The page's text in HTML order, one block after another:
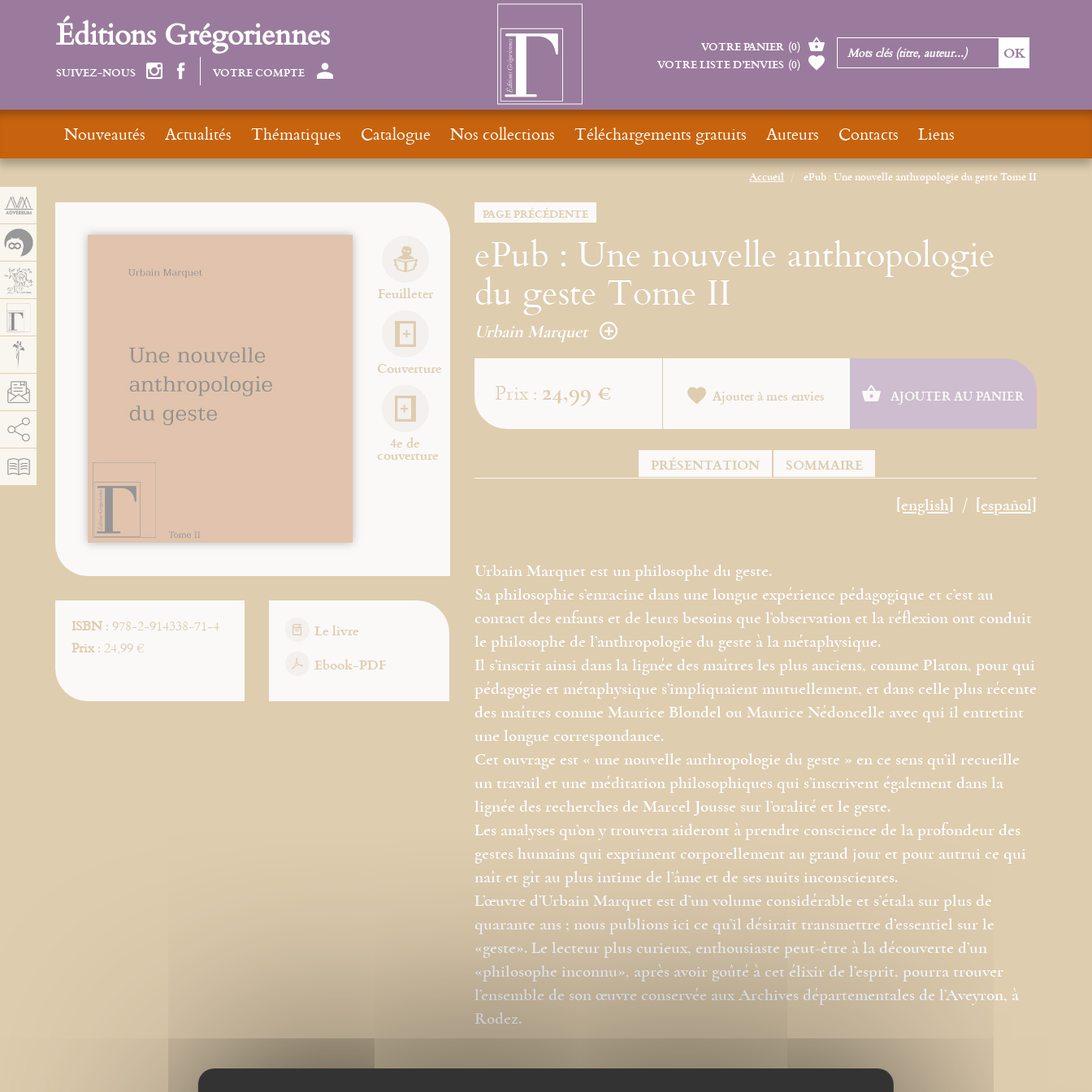
Accueil ePub : Une nouvelle anthropologie du geste Tome II
PAGE PRÉCÉDENTE
ePub : Une nouvelle anthropologie
du geste Tome II
Urbain Marquet
Feuilleter
Couverture
4e de
couverture
ISBN: 978-2-914338-71-4
Prix: 24,99 €
Le livre
Ebook-PDF
Prix : 24,99 € Ajouter à mes envies AJOUTER AU PANIER
PRÉSENTATION SOMMAIRE
[english] [español]
Urbain Marquet est un philosophe du geste.
Sa philosophie s’enracine dans une longue expérience pédagogique et c’est au
contact des enfants et de leurs besoins que l’observation et la réflexion ont conduit
le philosophe de l’anthropologie du geste à la métaphysique.
Il s’inscrit ainsi dans la lignée des maîtres les plus anciens, comme Platon, pour qui
pédagogie et métaphysique s’impliquaient mutuellement, et dans celle plus récente
des maîtres comme Maurice Blondel ou Maurice Nédoncelle avec qui il entretint
une longue correspondance.
Cet ouvrage est « une nouvelle anthropologie du geste » en ce sens qu’il recueille
un travail et une méditation philosophiques qui s’inscrivent également dans la
lignée des recherches de Marcel Jousse sur l’oralité et le geste.
Les analyses qu’on y trouvera aideront à prendre conscience de la profondeur des
gestes humains qui expriment corporellement au grand jour et pour autrui ce qui
naît et gît au plus intime de l’âme et de ses nuits inconscientes.
L’œuvre d’Urbain Marquet est d’un volume considérable et s’étala sur plus de
quarante ans ; nous publions ici ce qu’il désirait transmettre d’essentiel sur le
«geste». Le lecteur plus curieux, enthousiaste peut-être à la découverte d’un
«philosophe inconnu», après avoir goûté à cet élixir de l’esprit, pourra trouver
l’ensemble de son œuvre conservée aux Archives départementales de l’Aveyron, à
Rodez.
Éditions Grégoriennes
SUIVEZ-NOUS VOTRE COMPTE
VOTRE PANIER (0)
VOTRE LISTE D’ENVIES (0)
Nouveautés Actualités Thématiques Catalogue Nos collections Téléchargements gratuits Auteurs Contacts Liens
Autoriser
Panneau de gestion des cookies